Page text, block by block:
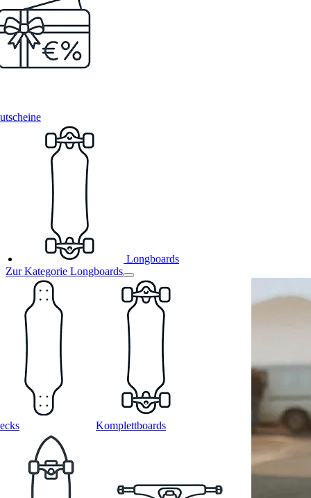
Longboards
Zur Kategorie Longboards
Komplettboards